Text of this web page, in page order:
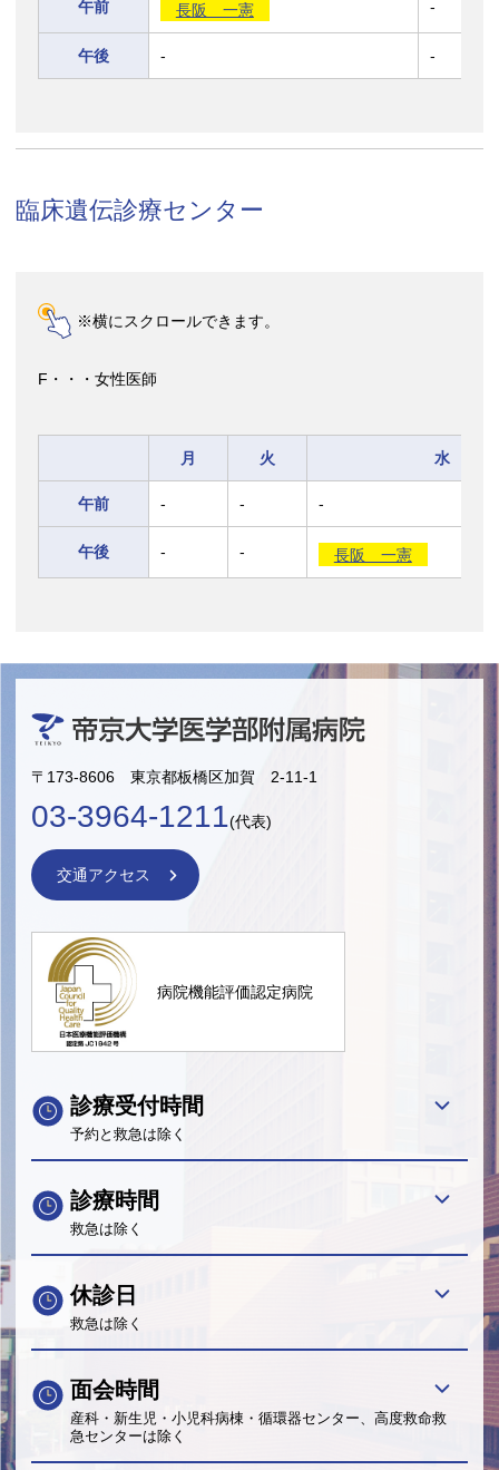
午前 長阪 一憲 -
午後 - -
臨床遺伝診療センター
※横にスクロールできます。
F・・・女性医師
月 火 水
午前 - - -
午後 - - 長阪 一憲
〒173-8606 東京都板橋区加賀 2-11-1
03-3964-1211(代表)
交通アクセス
病院機能評価認定病院
診療受付時間
予約と救急は除く
診療時間
救急は除く
休診日
救急は除く
面会時間
産科・新生児・小児科病棟・循環器センター、高度救命救
急センターは除く